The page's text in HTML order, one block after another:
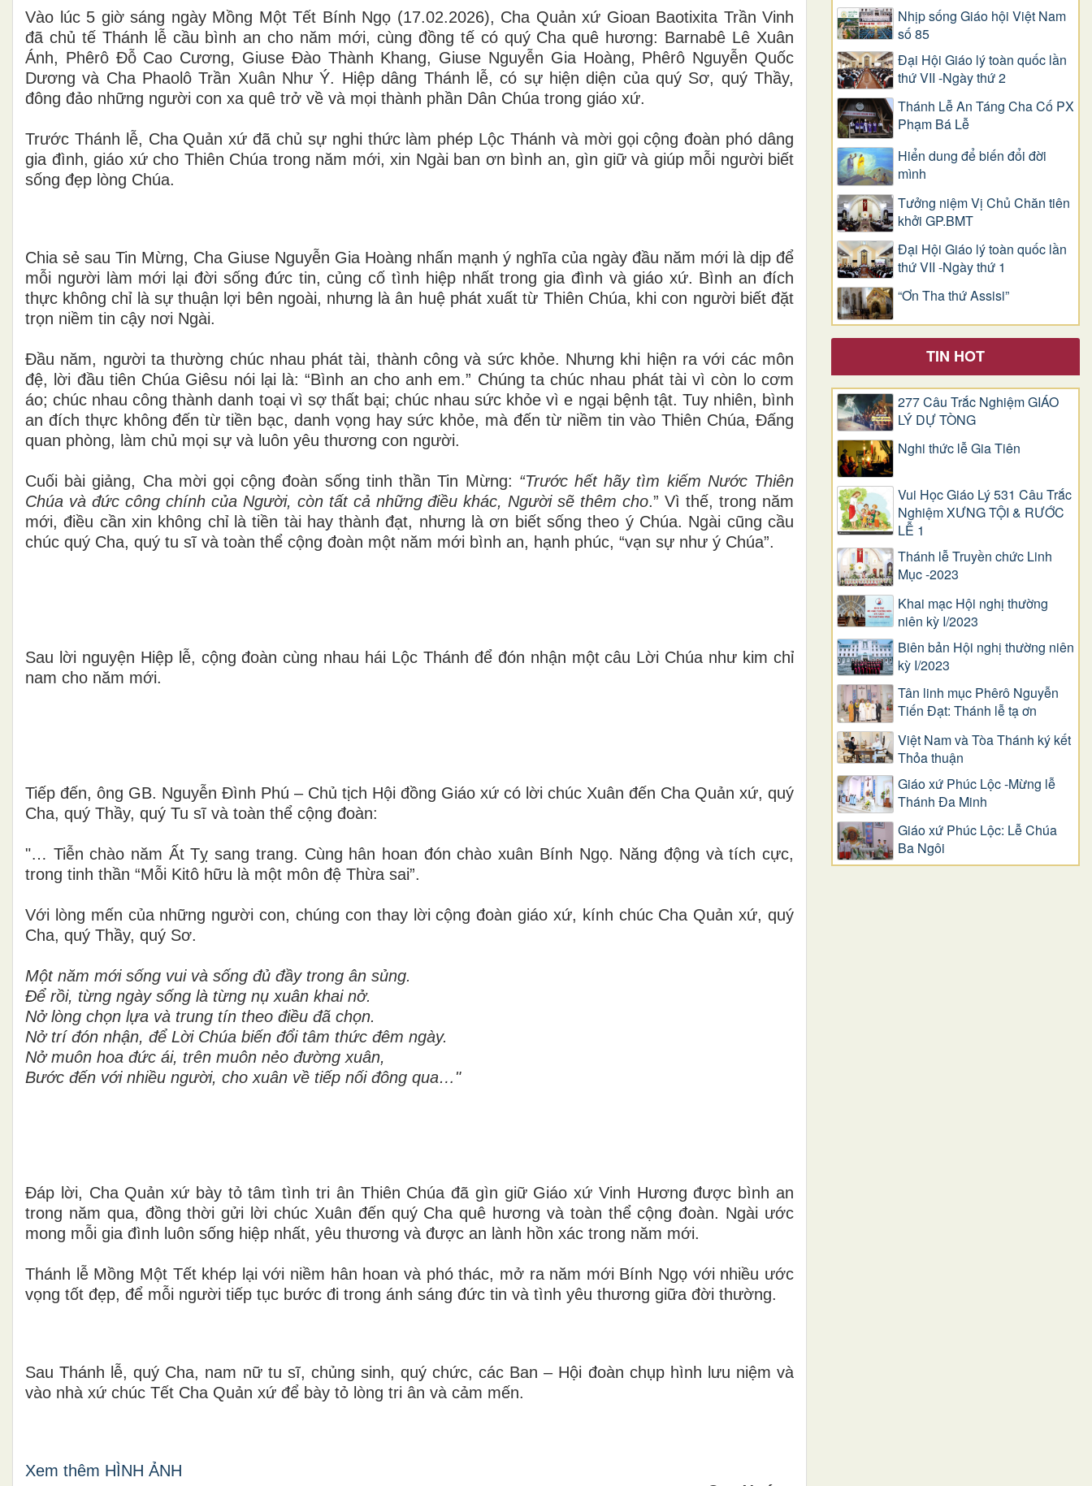
Vào lúc 5 giờ sáng ngày Mồng Một Tết Bính Ngọ (17.02.2026), Cha Quản xứ Gioan Baotixita Trần Vinh
đã chủ tế Thánh lễ cầu bình an cho năm mới, cùng đồng tế có quý Cha quê hương: Barnabê Lê Xuân
Ánh, Phêrô Đỗ Cao Cương, Giuse Đào Thành Khang, Giuse Nguyễn Gia Hoàng, Phêrô Nguyễn Quốc
Dương và Cha Phaolô Trần Xuân Như Ý. Hiệp dâng Thánh lễ, có sự hiện diện của quý Sơ, quý Thầy,
đông đảo những người con xa quê trở về và mọi thành phần Dân Chúa trong giáo xứ.
Trước Thánh lễ, Cha Quản xứ đã chủ sự nghi thức làm phép Lộc Thánh và mời gọi cộng đoàn phó dâng
gia đình, giáo xứ cho Thiên Chúa trong năm mới, xin Ngài ban ơn bình an, gìn giữ và giúp mỗi người biết
sống đẹp lòng Chúa.
Chia sẻ sau Tin Mừng, Cha Giuse Nguyễn Gia Hoàng nhấn mạnh ý nghĩa của ngày đầu năm mới là dịp để
mỗi người làm mới lại đời sống đức tin, củng cố tình hiệp nhất trong gia đình và giáo xứ. Bình an đích
thực không chỉ là sự thuận lợi bên ngoài, nhưng là ân huệ phát xuất từ Thiên Chúa, khi con người biết đặt
trọn niềm tin cậy nơi Ngài.
Đầu năm, người ta thường chúc nhau phát tài, thành công và sức khỏe. Nhưng khi hiện ra với các môn
đệ, lời đầu tiên Chúa Giêsu nói lại là: “Bình an cho anh em.” Chúng ta chúc nhau phát tài vì còn lo cơm
áo; chúc nhau công thành danh toại vì sợ thất bại; chúc nhau sức khỏe vì e ngại bệnh tật. Tuy nhiên, bình
an đích thực không đến từ tiền bạc, danh vọng hay sức khỏe, mà đến từ niềm tin vào Thiên Chúa, Đấng
quan phòng, làm chủ mọi sự và luôn yêu thương con người.
Cuối bài giảng, Cha mời gọi cộng đoàn sống tinh thần Tin Mừng: “Trước hết hãy tìm kiếm Nước Thiên
Chúa và đức công chính của Người, còn tất cả những điều khác, Người sẽ thêm cho.” Vì thế, trong năm
mới, điều cần xin không chỉ là tiền tài hay thành đạt, nhưng là ơn biết sống theo ý Chúa. Ngài cũng cầu
chúc quý Cha, quý tu sĩ và toàn thể cộng đoàn một năm mới bình an, hạnh phúc, “vạn sự như ý Chúa”.
Sau lời nguyện Hiệp lễ, cộng đoàn cùng nhau hái Lộc Thánh để đón nhận một câu Lời Chúa như kim chỉ
nam cho năm mới.
Tiếp đến, ông GB. Nguyễn Đình Phú – Chủ tịch Hội đồng Giáo xứ có lời chúc Xuân đến Cha Quản xứ, quý
Cha, quý Thầy, quý Tu sĩ và toàn thể cộng đoàn:
"… Tiễn chào năm Ất Tỵ sang trang. Cùng hân hoan đón chào xuân Bính Ngọ. Năng động và tích cực,
trong tinh thần “Mỗi Kitô hữu là một môn đệ Thừa sai”.
Với lòng mến của những người con, chúng con thay lời cộng đoàn giáo xứ, kính chúc Cha Quản xứ, quý
Cha, quý Thầy, quý Sơ.
Một năm mới sống vui và sống đủ đầy trong ân sủng.
Để rồi, từng ngày sống là từng nụ xuân khai nở.
Nở lòng chọn lựa và trung tín theo điều đã chọn.
Nở trí đón nhận, để Lời Chúa biến đổi tâm thức đêm ngày.
Nở muôn hoa đức ái, trên muôn nẻo đường xuân,
Bước đến với nhiều người, cho xuân về tiếp nối đông qua…"
Đáp lời, Cha Quản xứ bày tỏ tâm tình tri ân Thiên Chúa đã gìn giữ Giáo xứ Vinh Hương được bình an
trong năm qua, đồng thời gửi lời chúc Xuân đến quý Cha quê hương và toàn thể cộng đoàn. Ngài ước
mong mỗi gia đình luôn sống hiệp nhất, yêu thương và được an lành hồn xác trong năm mới.
Thánh lễ Mồng Một Tết khép lại với niềm hân hoan và phó thác, mở ra năm mới Bính Ngọ với nhiều ước
vọng tốt đẹp, để mỗi người tiếp tục bước đi trong ánh sáng đức tin và tình yêu thương giữa đời thường.
Sau Thánh lễ, quý Cha, nam nữ tu sĩ, chủng sinh, quý chức, các Ban – Hội đoàn chụp hình lưu niệm và
vào nhà xứ chúc Tết Cha Quản xứ để bày tỏ lòng tri ân và cảm mến.
Xem thêm HÌNH ẢNH
Nhịp sống Giáo hội Việt Nam
số 85
Đại Hội Giáo lý toàn quốc lần
thứ VII -Ngày thứ 2
Thánh Lễ An Táng Cha Cố PX
Phạm Bá Lễ
Hiển dung để biến đổi đời
mình
Tưởng niệm Vị Chủ Chăn tiên
khởi GP.BMT
Đại Hội Giáo lý toàn quốc lần
thứ VII -Ngày thứ 1
“Ơn Tha thứ Assisi”
TIN HOT
277 Câu Trắc Nghiệm GIÁO
LÝ DỰ TÒNG
Nghi thức lễ Gia Tiên
Vui Học Giáo Lý 531 Câu Trắc
Nghiệm XƯNG TỘI & RƯỚC
LỄ 1
Thánh lễ Truyền chức Linh
Mục -2023
Khai mạc Hội nghị thường
niên kỳ I/2023
Biên bản Hội nghị thường niên
kỳ I/2023
Tân linh mục Phêrô Nguyễn
Tiến Đạt: Thánh lễ tạ ơn
Việt Nam và Tòa Thánh ký kết
Thỏa thuận
Giáo xứ Phúc Lộc -Mừng lễ
Thánh Đa Minh
Giáo xứ Phúc Lộc: Lễ Chúa
Ba Ngôi